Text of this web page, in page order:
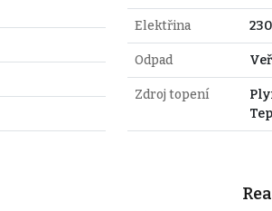
Elektřina
Odpad
Zdroj topení